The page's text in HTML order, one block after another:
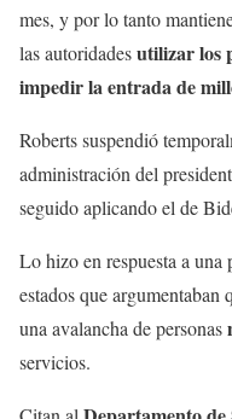
mes, y por lo tanto
las autoridadesutilizar los
impedir la entrada de
Roberts suspendió
administración del
seguido aplicando el de
Lo hizo en respuesta a
estados que
una avalancha de personas
servicios.